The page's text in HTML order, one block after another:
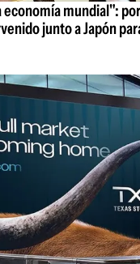
economía mundial":
junto a Japón